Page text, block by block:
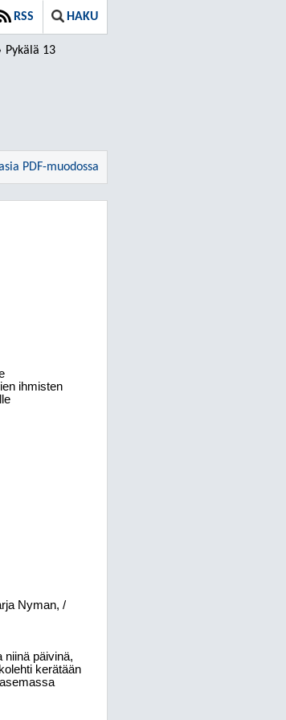
RSS HAKU
Pykälä 13
PDF-muodossa
ihmisten
Nyman, /
niinä päivinä,
kerätään